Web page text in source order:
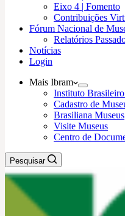
Eixo 4 | Fomento
Contribuições
Fórum Nacional de
Relatórios
Notícias
Login
Mais Ibram
Instituto
Cadastro de
Brasiliana Museus
Visite Museus
Centro de
Pesquisar